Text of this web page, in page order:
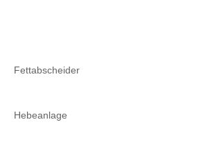
Fettabscheider
Hebeanlage